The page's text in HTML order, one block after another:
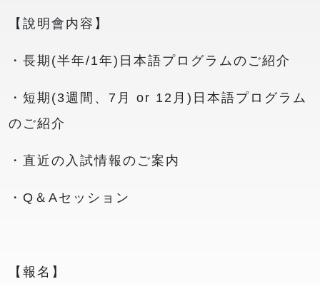
【說明會内容】
・長期(半年/1年)日本語プログラムのご紹介
・短期(3週間、7月 or 12月)日本語プログラム
のご紹介
・直近の入試情報のご案内
・Q＆Aセッション
【報名】